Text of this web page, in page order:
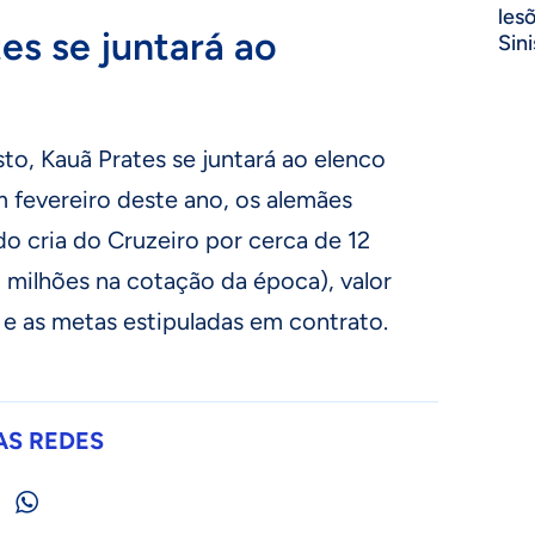
se juntará ao
Kauã Prates se juntará ao elenco
fevereiro deste ano, os alemães
cria do Cruzeiro por cerca de 12
na cotação da época), valor
as metas estipuladas em contrato.
REDES